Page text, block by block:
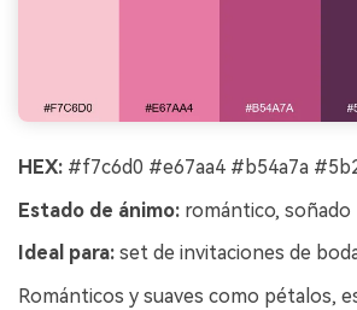
HEX: #f7c6d0 #e67aa4 #b54a7a
Estado de ánimo: romántico, soñado
Ideal para: set de invitaciones de
Románticos y suaves como pétalos,